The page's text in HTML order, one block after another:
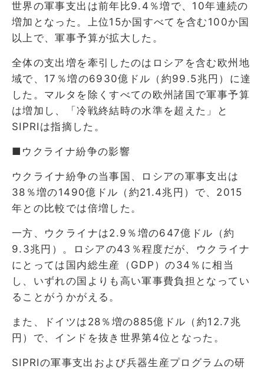
世界の軍事支出は前年比9.4％増で、10年連続の
増加となった。上位15か国すべてを含む100か国
以上で、軍事予算が拡大した。
全体の支出増を牽引したのはロシアを含む欧州地
域で、17％増の6930億ドル（約99.5兆円）に達
した。マルタを除くすべての欧州諸国で軍事予算
は増加し、「冷戦終結時の水準を超えた」と
SIPRIは指摘した。
■ウクライナ紛争の影響
ウクライナ紛争の当事国、ロシアの軍事支出は
38％増の1490億ドル（約21.4兆円）で、2015
年との比較では倍増した。
一方、ウクライナは2.9％増の647億ドル（約
9.3兆円）。ロシアの43％程度だが、ウクライナ
にとっては国内総生産（GDP）の34％に相当
し、いずれの国よりも高い軍事費負担となってい
ることがうかがえる。
また、ドイツは28％増の885億ドル（約12.7兆
円）で、インドを抜き世界第4位となった。
SIPRIの軍事支出および兵器生産プログラムの研